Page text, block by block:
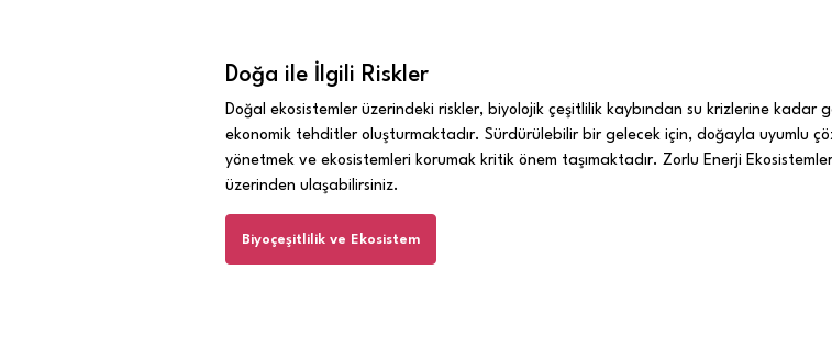
Doğa ile İlgili Riskler
Doğal ekosistemler üzerindeki riskler, biyolojik çeşitlilik kaybından su krizlerine kadar
ekonomik tehditler oluşturmaktadır. Sürdürülebilir bir gelecek için, doğayla uyumlu
yönetmek ve ekosistemleri korumak kritik önem taşımaktadır. Zorlu Enerji
üzerinden ulaşabilirsiniz.
Biyoçeşitlilik ve Ekosistem